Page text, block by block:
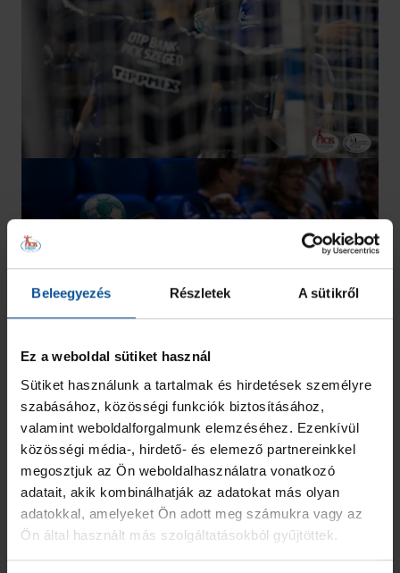
Beleegyezés Részletek A sütikről
Ez a weboldal sütiket használ
Sütiket használunk a tartalmak és hirdetések személyre
szabásához, közösségi funkciók biztosításához,
valamint weboldalforgalmunk elemzéséhez. Ezenkívül
közösségi média-, hirdető- és elemező partnereinkkel
megosztjuk az Ön weboldalhasználatra vonatkozó
adatait, akik kombinálhatják az adatokat más olyan
adatokkal, amelyeket Ön adott meg számukra vagy az
Ön által használt más szolgáltatásokból gyűjtöttek.